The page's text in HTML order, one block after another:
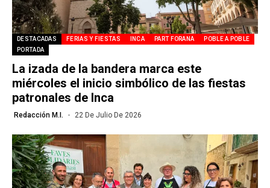
DESTACADAS FERIAS Y FIESTAS INCA PART FORANA
POBLE A POBLE
PORTADA
La izada de la bandera marca este
miércoles el inicio simbólico de las fiestas
patronales de Inca
Redacción M.I. 22 De Julio De 2026